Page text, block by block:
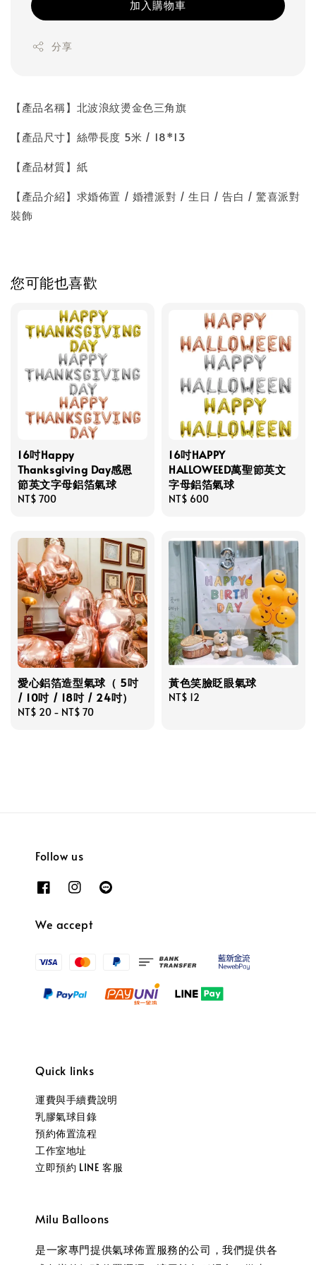
加入購物車
分享
【產品名稱】北波浪紋燙金色三角旗
【產品尺寸】絲帶長度 5米 / 18*13
【產品材質】紙
【產品介紹】求婚佈置 / 婚禮派對 / 生日 / 告白 / 驚喜派對
裝飾
您可能也喜歡
16吋Happy
Thanksgiving Day感恩
節英文字母鋁箔氣球
Regular
NT$ 700
16吋HAPPY
HALLOWEED萬聖節英文
字母鋁箔氣球
Regular
NT$ 600
愛心鋁箔造型氣球（ 5吋
/ 10吋 / 18吋 / 24吋）
Regular
NT$ 20 - NT$ 70
黃色笑臉眨眼氣球
Regular
NT$ 12
Follow us
We accept
Quick links
運費與手續費說明
乳膠氣球目錄
預約佈置流程
工作室地址
立即預約 LINE 客服
Milu Balloons
是一家專門提供氣球佈置服務的公司，我們提供各